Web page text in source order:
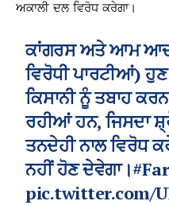
ਅਕਾਲੀ ਦਲ ਵਿਰੋਧ ਕਰੇਗਾ।
ਕਾਂਗਰਸ ਅਤੇ ਆਮ
ਵਿਰੋਧੀ ਪਾਰਟੀਆਂ)
ਕਿਸਾਨੀ ਨੂੰ ਤਬਾਹ
ਰਹੀਆਂ ਹਨ, ਜਿਸਦਾ
ਤਨਦੇਹੀ ਨਾਲ ਵਿਰੋਧ
ਨਹੀਂ ਹੋਣ ਦੇਵੇਗਾ।
pic.twitter.com/